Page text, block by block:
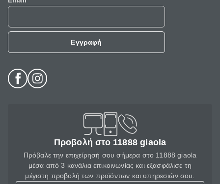
Εγγραφή
Προβολή στο 11888 giaola
Πρόβαλε την επιχείρησή σου σήμερα στο 11888 giaola
μέσα από 3 κανάλια επικοινωνίας και εξασφάλισε τη
μέγιστη προβολή των προϊόντων και υπηρεσιών σου.